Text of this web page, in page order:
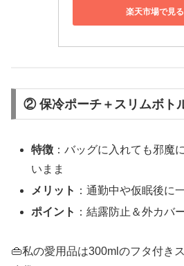
楽天市場で見る
② 保冷ポーチ＋スリムボト
特徴 ：バッグに入れても邪魔
いまま
メリット ：通勤中や仮眠後に
ポイント ：結露防止＆外カバ
👜私の愛用品は300mlのフタ付き